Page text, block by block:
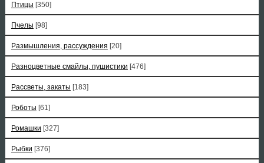
Птицы [350]
Пчелы [98]
Размышления, рассуждения [20]
Разноцветные смайлы, пушистики [476]
Рассветы, закаты [183]
Роботы [61]
Ромашки [327]
Рыбки [376]